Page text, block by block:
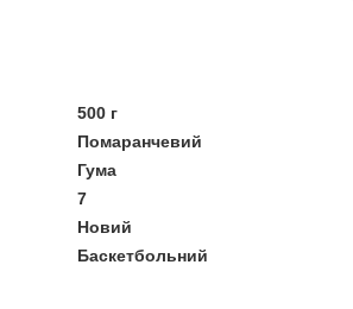
500 г
Помаранчевий
Гума
7
Новий
Баскетбольний